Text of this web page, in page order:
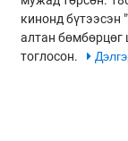
кинонд бүтээсэн
алтан бөмбөрцөг
тоглосон.